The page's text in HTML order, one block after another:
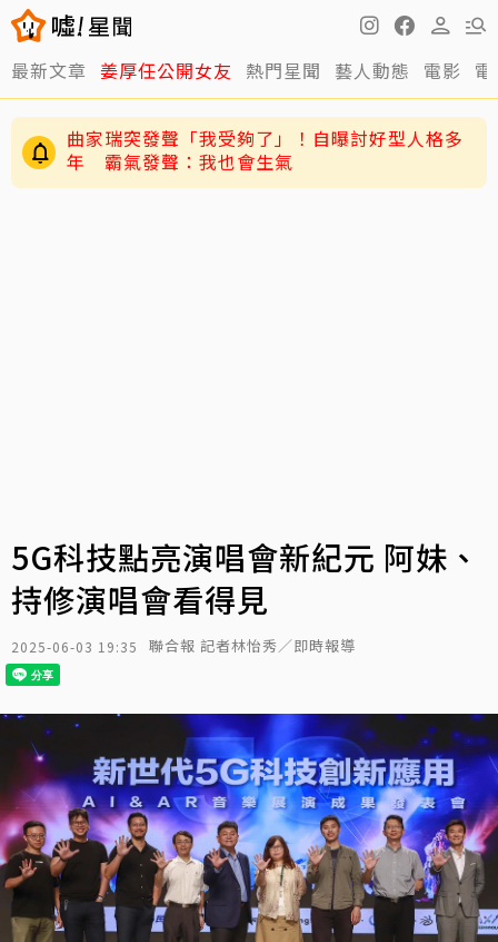
最新文章 姜厚任公開女友 熱門星聞 藝人動態 電影
黃寅燁、惠利確認愛意深情熱吻！網友震驚到
「調亮影片」細看舌吻過程
5G科技點亮演唱會新紀元 阿妹、
持修演唱會看得見
2025-06-03 19:35 聯合報 記者林怡秀／即時報導